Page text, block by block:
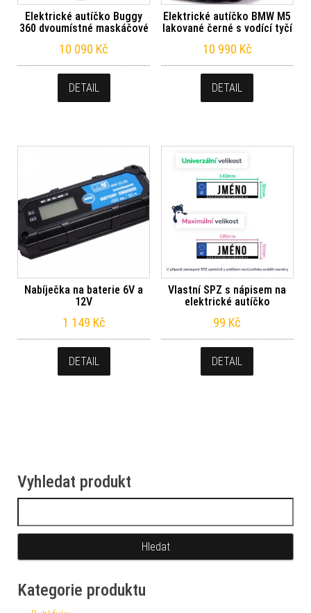
Elektrické autíčko Buggy
360 dvoumístné maskáčové
10 090 Kč
DETAIL
Elektrické autíčko BMW M5
lakované černé s vodící tyčí
10 990 Kč
DETAIL
Nabíječka na baterie 6V a
12V
1 149 Kč
DETAIL
Vlastní SPZ s nápisem na
elektrické autíčko
99 Kč
DETAIL
Vyhledat produkt
Kategorie produktu